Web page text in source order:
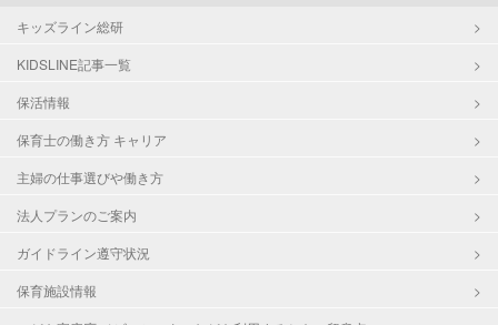
キッズライン総研
KIDSLINE記事一覧
保活情報
保育士の働き方 キャリア
主婦の仕事選びや働き方
法人プランのご案内
ガイドライン遵守状況
保育施設情報